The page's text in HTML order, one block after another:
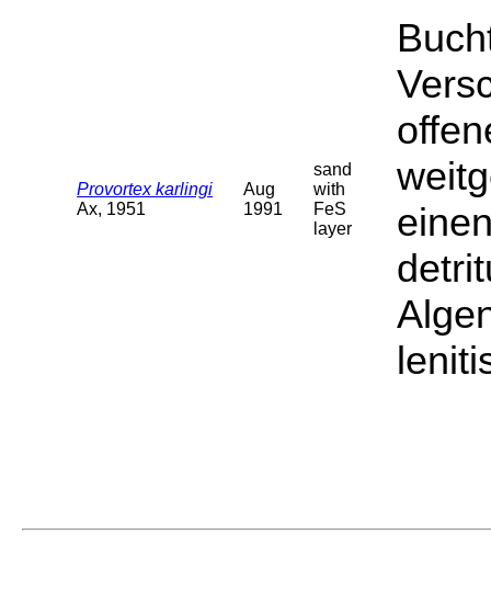
Provortex karlingi
Ax, 1951
Aug
1991
sand
with
FeS
layer